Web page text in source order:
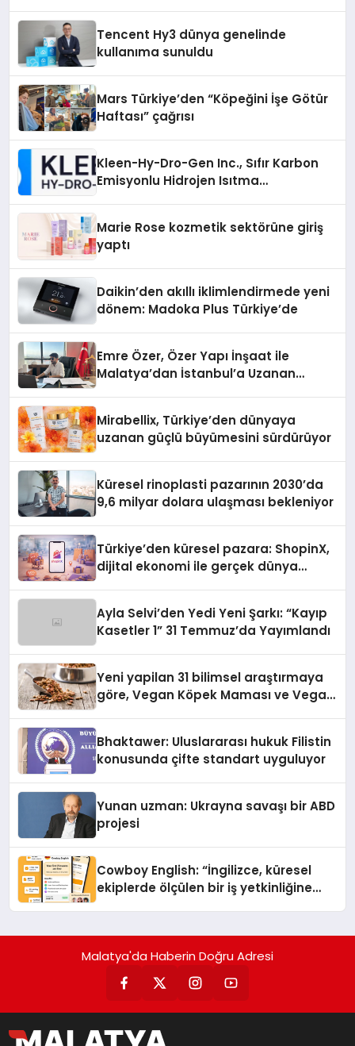
Tencent Hy3 dünya genelinde
kullanıma sunuldu
Mars Türkiye’den “Köpeğini İşe Götür
Haftası” çağrısı
Kleen-Hy-Dro-Gen Inc., Sıfır Karbon
Emisyonlu Hidrojen Isıtma
Marie Rose kozmetik sektörüne giriş
yaptı
Daikin’den akıllı iklimlendirmede yeni
dönem: Madoka Plus Türkiye’de
Emre Özer, Özer Yapı İnşaat ile
Malatya’dan İstanbul’a Uzanan
Mirabellix, Türkiye’den dünyaya
uzanan güçlü büyümesini sürdürüyor
Küresel rinoplasti pazarının 2030’da
9,6 milyar dolara ulaşması bekleniyor
Türkiye’den küresel pazara: ShopinX,
dijital ekonomi ile gerçek dünya
Ayla Selvi’den Yedi Yeni Şarkı: “Kayıp
Kasetler 1” 31 Temmuz’da Yayımlandı
Yeni yapilan 31 bilimsel araştırmaya
göre, Vegan Köpek Maması ve Vegan
Bhaktawer: Uluslararası hukuk Filistin
konusunda çifte standart uyguluyor
Yunan uzman: Ukrayna savaşı bir ABD
projesi
Cowboy English: “İngilizce, küresel
ekiplerde ölçülen bir iş yetkinliğine
Malatya'da Haberin Doğru Adresi